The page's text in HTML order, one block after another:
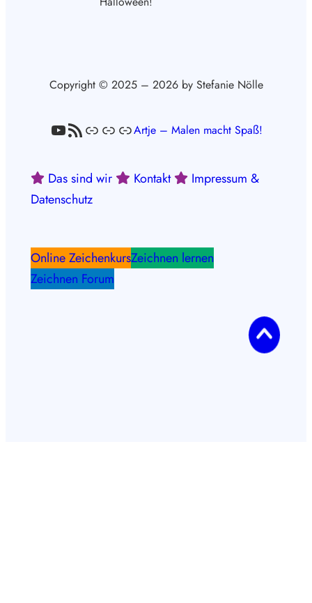
Copyright © 2025 – 2026 by Stefanie Nölle
YouTube
RSS-FeedLinkLinkLinkArtje – Malen macht Spaß!
Das sind wir Kontakt
Impressum &
Datenschutz
Online ZeichenkursZeichnen lernen
Zeichnen Forum